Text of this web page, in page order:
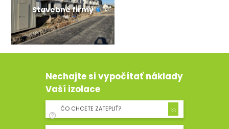
Stavebné firmy
Nechajte si vypočítať náklady
Vaší izolace
ČO CHCETE ZATEPLIŤ?